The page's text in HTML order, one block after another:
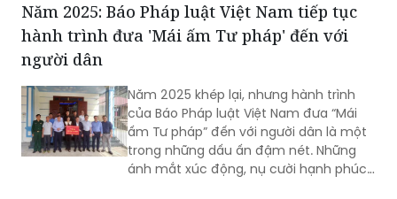
động, sáng tạo trong cách làm để đưa
các nghị quyết trụ cột của Đảng vào
Năm 2025: Báo Pháp luật Việt Nam tiếp tục
hành trình đưa 'Mái ấm Tư pháp' đến với
người dân
Năm 2025 khép lại, nhưng hành trình
của Báo Pháp luật Việt Nam đưa “Mái
ấm Tư pháp” đến với người dân là một
trong những dấu ấn đậm nét. Những
ánh mắt xúc động, nụ cười hạnh phúc